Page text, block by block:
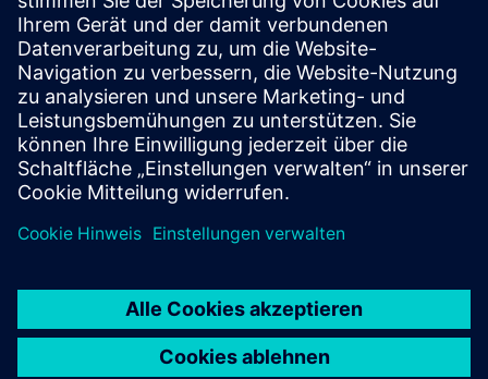
3D FLY ist ein berührungsloses Gerät, das Identifikation in
Hochgeschwindigkeitsumgebungen neu definiert. Dieses
Smart-Gerät verwendet KI-gestützte Algorithmen, die
sichere Spiele garantieren. Es setzt auf berührungslose
Hygiene u...
Mehr erfahren